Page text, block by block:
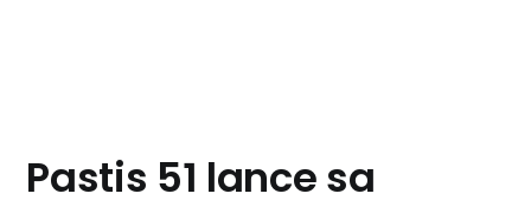
Pastis 51 lance sa